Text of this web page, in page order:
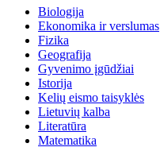
Biologija
Ekonomika ir verslumas
Fizika
Geografija
Gyvenimo įgūdžiai
Istorija
Kelių eismo taisyklės
Lietuvių kalba
Literatūra
Matematika